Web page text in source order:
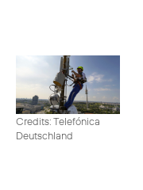
Credits: Telefónica
Deutschland